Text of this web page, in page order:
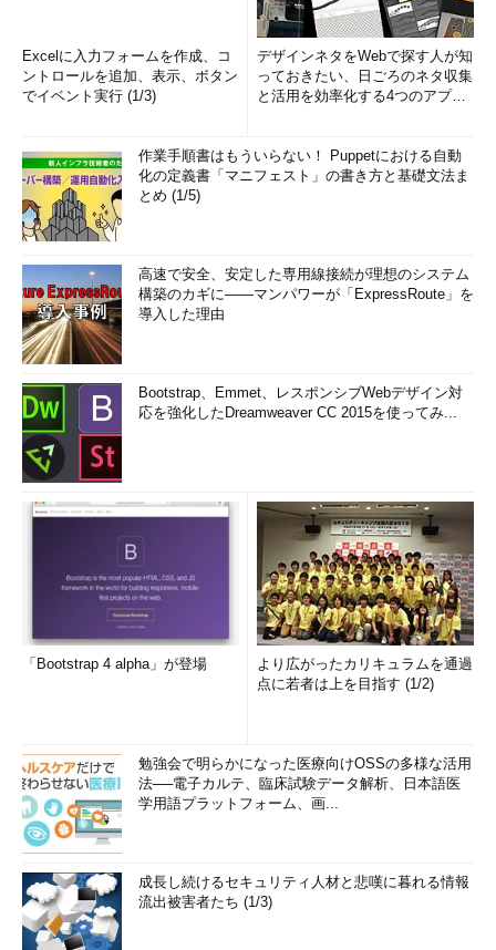
Excelに入力フォームを作成、コ
ントロールを追加、表示、ボタン
でイベント実行 (1/3)
デザインネタをWebで探す人が知
っておきたい、日ごろのネタ収集
と活用を効率化する4つのアプリ
作業手順書はもういらない！ Puppetにおける自動
化の定義書「マニフェスト」の書き方と基礎文法ま
とめ (1/5)
高速で安全、安定した専用線接続が理想のシステム
構築のカギに――マンパワーが「ExpressRoute」を
導入した理由
Bootstrap、Emmet、レスポンシブWebデザイン対
応を強化したDreamweaver CC 2015を使ってみ...
「Bootstrap 4 alpha」が登場
より広がったカリキュラムを通過
点に若者は上を目指す (1/2)
勉強会で明らかになった医療向けOSSの多様な活用
法──電子カルテ、臨床試験データ解析、日本語医
学用語プラットフォーム、画...
成長し続けるセキュリティ人材と悲嘆に暮れる情報
流出被害者たち (1/3)